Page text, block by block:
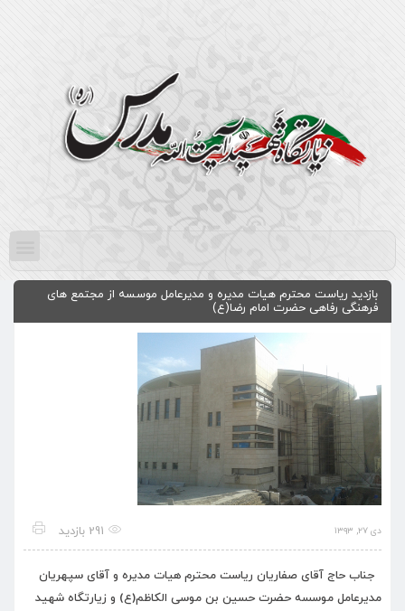
بازدید ریاست محترم هیات مدیره و مدیرعامل موسسه از مجتمع های
فرهنگی رفاهی حضرت امام رضا(ع)
دی ۲۷, ۱۳۹۳ 291 بازدید
جناب حاج آقای صفاریان ریاست محترم هیات مدیره و آقای سپهریان
مدیرعامل موسسه حضرت حسین بن موسی الکاظم(ع) و زیارتگاه شهید